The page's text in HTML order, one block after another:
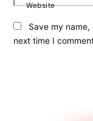
Website
Save my
next time I